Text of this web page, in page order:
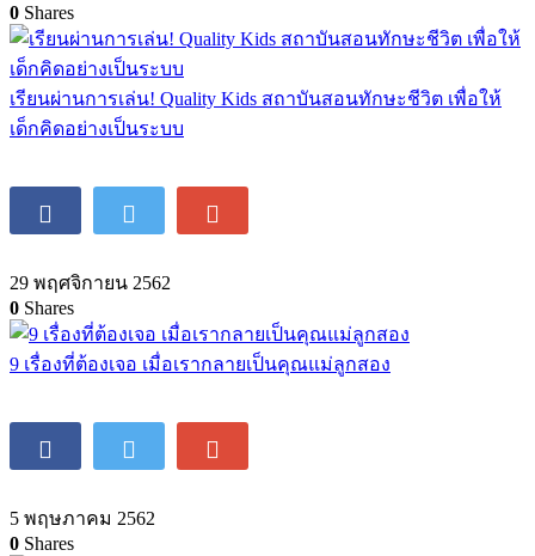
0 Shares
เรียนผ่านการเล่น! Quality Kids สถาบันสอนทักษะชีวิต เพื่อให้
เด็กคิดอย่างเป็นระบบ
29 พฤศจิกายน 2562
0 Shares
9 เรื่องที่ต้องเจอ เมื่อเรากลายเป็นคุณแม่ลูกสอง
5 พฤษภาคม 2562
0 Shares